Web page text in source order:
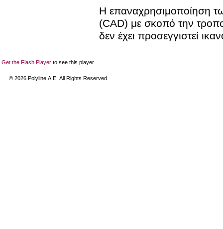
Η επαναχρησιμοποίηση
(CAD) με σκοπό την
δεν έχει προσεγγιστεί
Get the Flash Player to see this player.
© 2026 Polyline Α.Ε. All Rights Reserved